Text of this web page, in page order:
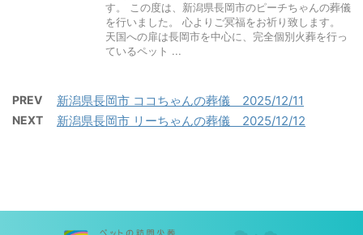
す。 この度は、新潟県長岡市のピーチちゃんの葬儀
を行いました。 心よりご冥福をお祈り致します。
天国への扉は長岡市を中心に、完全個別火葬を行っ
ているペット ...
PREV 新潟県長岡市 ココちゃんの葬儀 2025/12/11
NEXT 新潟県長岡市 リーちゃんの葬儀 2025/12/12